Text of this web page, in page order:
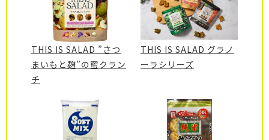
THIS IS SALAD ”さつ
まいもと麹”の蜜クラン
チ
THIS IS SALAD グラノ
ーラシリーズ